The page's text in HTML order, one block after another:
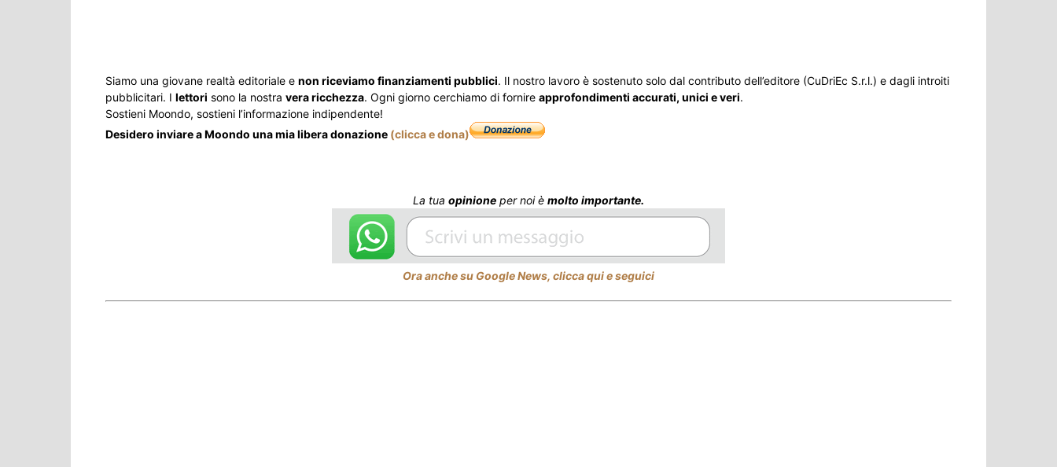
Siamo una giovane realtà editoriale e non riceviamo finanziamenti pubblici. Il nostro lavoro è sostenuto solo dal contributo dell’editore (CuDriEc S.r.l.) e dagli introiti
pubblicitari. I lettori sono la nostra vera ricchezza. Ogni giorno cerchiamo di fornire approfondimenti accurati, unici e veri.
Sostieni Moondo, sostieni l’informazione indipendente!
Desidero inviare a Moondo una mia libera donazione (clicca e dona)
La tua opinione per noi è molto importante.
Ora anche su Google News, clicca qui e seguici